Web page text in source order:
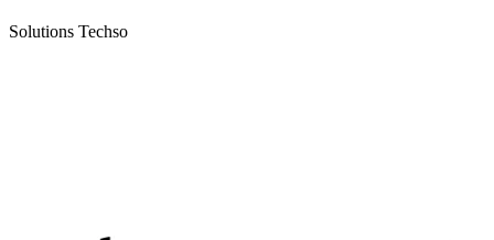
Solutions Techso